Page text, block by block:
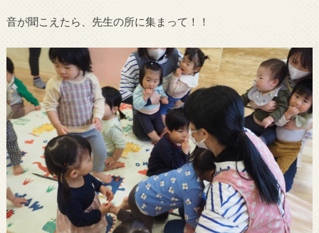
音が聞こえたら、先生の所に集まって！！